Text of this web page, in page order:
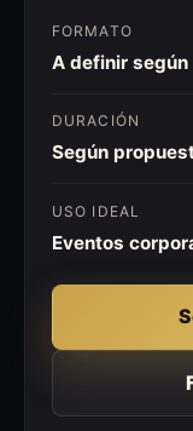
FORMATO
A definir según
DURACIÓN
Según
USO IDEAL
Eventos